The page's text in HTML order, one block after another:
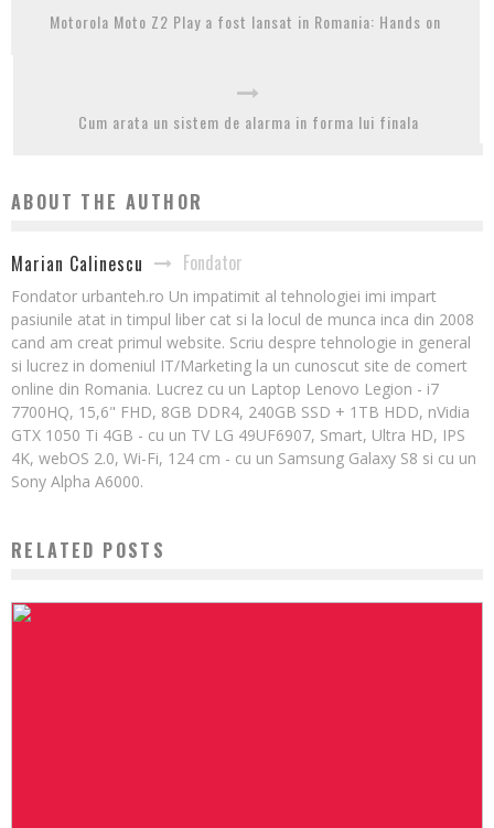
Motorola Moto Z2 Play a fost lansat in Romania: Hands on
Cum arata un sistem de alarma in forma lui finala
ABOUT THE AUTHOR
Marian Calinescu Fondator
Fondator urbanteh.ro Un impatimit al tehnologiei imi impart
pasiunile atat in timpul liber cat si la locul de munca inca din 2008
cand am creat primul website. Scriu despre tehnologie in general
si lucrez in domeniul IT/Marketing la un cunoscut site de comert
online din Romania. Lucrez cu un Laptop Lenovo Legion - i7
7700HQ, 15,6" FHD, 8GB DDR4, 240GB SSD + 1TB HDD, nVidia
GTX 1050 Ti 4GB - cu un TV LG 49UF6907, Smart, Ultra HD, IPS
4K, webOS 2.0, Wi-Fi, 124 cm - cu un Samsung Galaxy S8 si cu un
Sony Alpha A6000.
RELATED POSTS